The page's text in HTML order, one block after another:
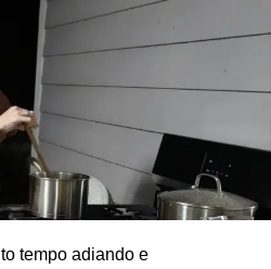
em apresentações
clubes da Califórnia. A
com Billie Joe Armstrong (voz e
e voz), Jason White (guitarra),
Dugan (bateria) – Mike e
parte também do Green
como músico de turnê. Nos
deixou de participar dos
a atuar como quarteto.
tempo adiando e